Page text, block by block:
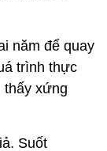
năm để quay
trình thực
thấy xứng
Suốt